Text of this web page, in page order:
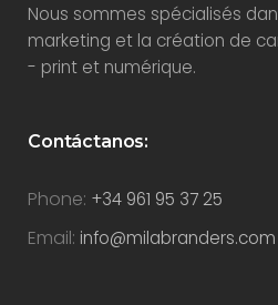
Nous sommes spécialisés
marketing et la création de
- print et numérique.
Contáctanos:
Phone: +34 961 95 37 25
Email: info@milabranders.com